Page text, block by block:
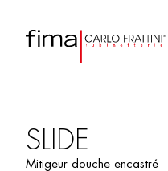
SLIDE
Mitigeur douche encastré